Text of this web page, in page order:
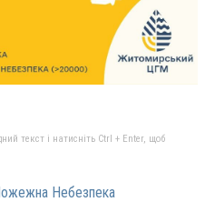
текст і натисніть Ctrl + Enter, щоб
Небезпека